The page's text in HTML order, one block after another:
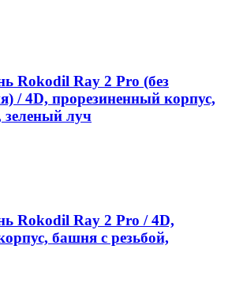
Rokodil Ray 2 Pro (без
/ 4D, прорезиненный корпус,
зеленый луч
Rokodil Ray 2 Pro / 4D,
башня с резьбой,